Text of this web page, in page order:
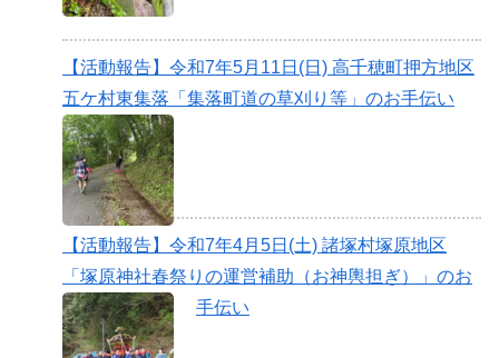
【活動報告】令和7年5月11日(日) 高千穂町押方地区
五ケ村東集落「集落町道の草刈り等」のお手伝い
【活動報告】令和7年4月5日(土) 諸塚村塚原地区
「塚原神社春祭りの運営補助（お神輿担ぎ）」のお
手伝い